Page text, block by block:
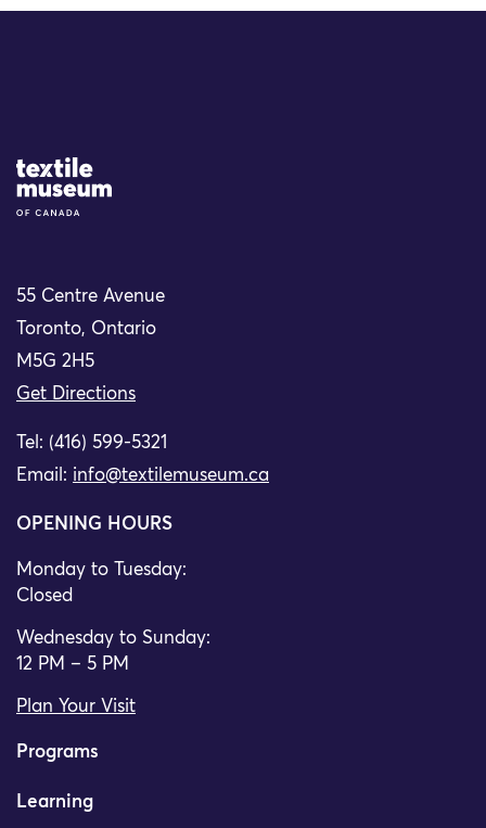
Site Logo
55 Centre Avenue
Toronto, Ontario
M5G 2H5
Get Directions
Tel: (416) 599-5321
Email: info@textilemuseum.ca
OPENING HOURS
Monday to Tuesday:
Closed
Wednesday to Sunday:
12 PM – 5 PM
Plan Your Visit
Programs
Learning